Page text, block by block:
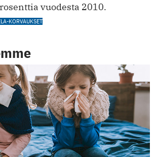
vuodesta 2010.
KORVAUKSET